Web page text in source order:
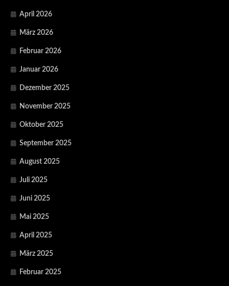
April 2026
März 2026
Februar 2026
Januar 2026
Dezember 2025
November 2025
Oktober 2025
September 2025
August 2025
Juli 2025
Juni 2025
Mai 2025
April 2025
März 2025
Februar 2025